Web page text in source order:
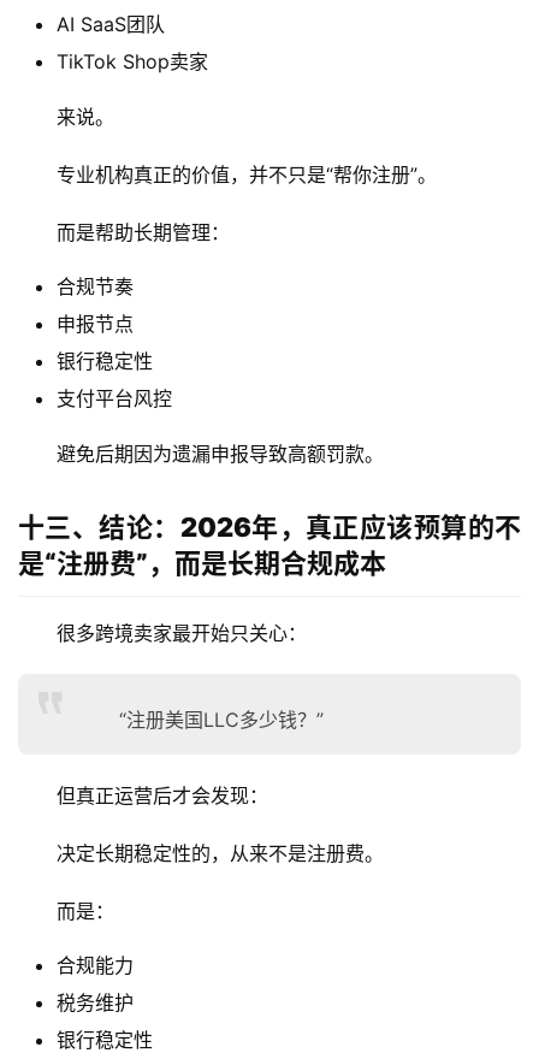
AI SaaS团队
TikTok Shop卖家
来说。
专业机构真正的价值，并不只是“帮你注册”。
而是帮助长期管理：
合规节奏
申报节点
银行稳定性
支付平台风控
避免后期因为遗漏申报导致高额罚款。
十三、结论：2026年，真正应该预算的不
是“注册费”，而是长期合规成本
很多跨境卖家最开始只关心：
“注册美国LLC多少钱？”
但真正运营后才会发现：
决定长期稳定性的，从来不是注册费。
而是：
合规能力
税务维护
银行稳定性